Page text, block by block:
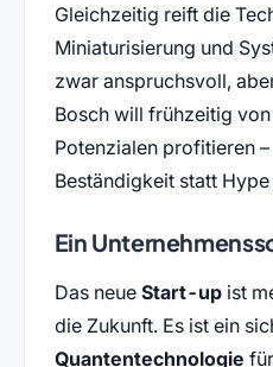
Gleichzeitig reift die
Miniaturisierung und
zwar anspruchsvoll,
Bosch will frühzeitig
Potenzialen profitieren
Beständigkeit statt
Ein
Das neue Start-upist
die Zukunft. Es ist ein
Quantentechnologie